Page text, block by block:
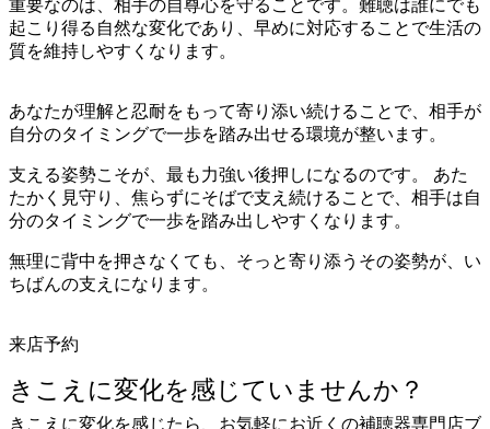
起こり得る自然な変化であり、早めに対応することで生活の
質を維持しやすくなります。
あなたが理解と忍耐をもって寄り添い続けることで、相手が
自分のタイミングで一歩を踏み出せる環境が整います。
支える姿勢こそが、最も力強い後押しになるのです。 あた
たかく見守り、焦らずにそばで支え続けることで、相手は自
分のタイミングで一歩を踏み出しやすくなります。
無理に背中を押さなくても、そっと寄り添うその姿勢が、い
ちばんの支えになります。
来店予約
きこえに変化を感じていませんか？
きこえに変化を感じたら、お気軽にお近くの補聴器専門店ブ